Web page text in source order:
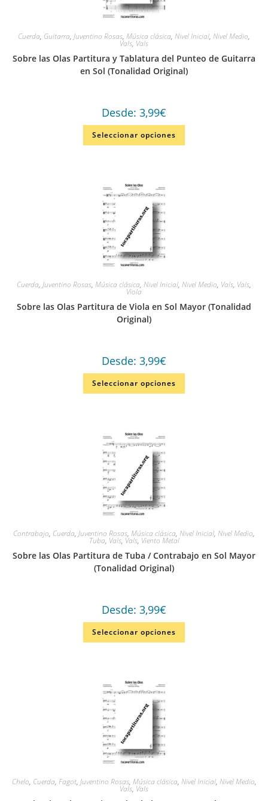
Cuerda, Guitarra, Juventino Rosas, Música clásica, Nivel Inicial, Nivel Medio,
Vals, Vals
Sobre las Olas Partitura y Tablatura del Punteo de Guitarra
en Sol (Tonalidad Original)
Desde: 3,99€
Seleccionar opciones
Cuerda, Juventino Rosas, Música clásica, Nivel Inicial, Nivel Medio, Vals, Vals,
Viola
Sobre las Olas Partitura de Viola en Sol Mayor (Tonalidad
Original)
Desde: 3,99€
Seleccionar opciones
Contrabajo, Cuerda, Juventino Rosas, Música clásica, Nivel Inicial, Nivel Medio,
Tuba, Vals, Vals, Viento Metal
Sobre las Olas Partitura de Tuba / Contrabajo en Sol Mayor
(Tonalidad Original)
Desde: 3,99€
Seleccionar opciones
Chelo, Cuerda, Fagot, Juventino Rosas, Música clásica, Nivel Inicial, Nivel Medio,
Vals, Vals